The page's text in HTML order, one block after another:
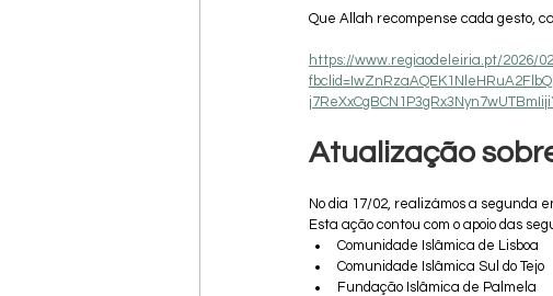
Que Allah recompense cada gesto,
https://www.regiaodeleiria.pt/2026/
Atualização
No dia 17/02, realizámos a segunda
Esta ação contou com o apoio das
Comunidade Islâmica de Lisboa
Comunidade Islâmica Sul do Tejo
Fundação Islâmica de Palmela